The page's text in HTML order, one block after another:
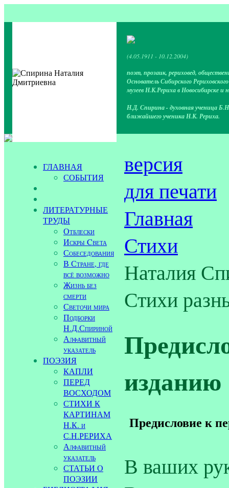
(4.05.1911 - 10.12.2004)
поэт, прозаик, рериховед,
Основатель Сибирского
музеев Н.К.Рериха в Новосибирске и
Н.Д. Спирина - духовная ученица
ближайшего ученика Н.К. Рериха.
ГЛАВНАЯ
СОБЫТИЯ
ЛИТЕРАТУРНЫЕ
ТРУДЫ
Отблески
Искры Cвета
Собеседования
В Стране, где
всё возможно
Жизнь без
смерти
Светочи мира
Подборки
Н.Д.Спириной
Алфавитный
указатель
ПОЭЗИЯ
КАПЛИ
ПЕРЕД
ВОСХОДОМ
СТИХИ К
КАРТИНАМ
Н.К. и
С.Н.РЕРИХА
Алфавитный
указатель
СТАТЬИ О
ПОЭЗИИ
версия
для печати
Главная
Стихи
Наталия
Стихи
изданию
Предисловие к
В ваших